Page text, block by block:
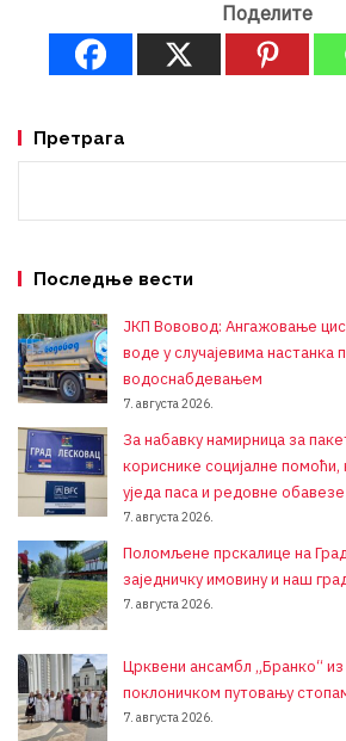
Поделите
Претрага
Последње вести
ЈКП Вововод: Ангажовање
воде у случајевима настанка
водоснабдевањем
7. августа 2026.
За набавку намирница за
кориснике социјалне
уједа паса и редовне
7. августа 2026.
Поломљене прскалице на
заједничку имовину и наш
7. августа 2026.
Црквени ансамбл „Бранко“
поклоничком путовању
7. августа 2026.